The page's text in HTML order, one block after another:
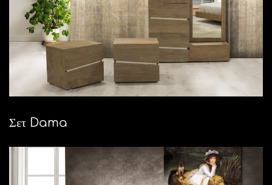
Σετ Dama